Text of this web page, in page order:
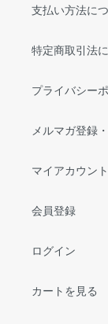
支払い方法に
特定商取引法
プライバシー
メルマガ登録
マイアカウント
会員登録
ログイン
カートを見る